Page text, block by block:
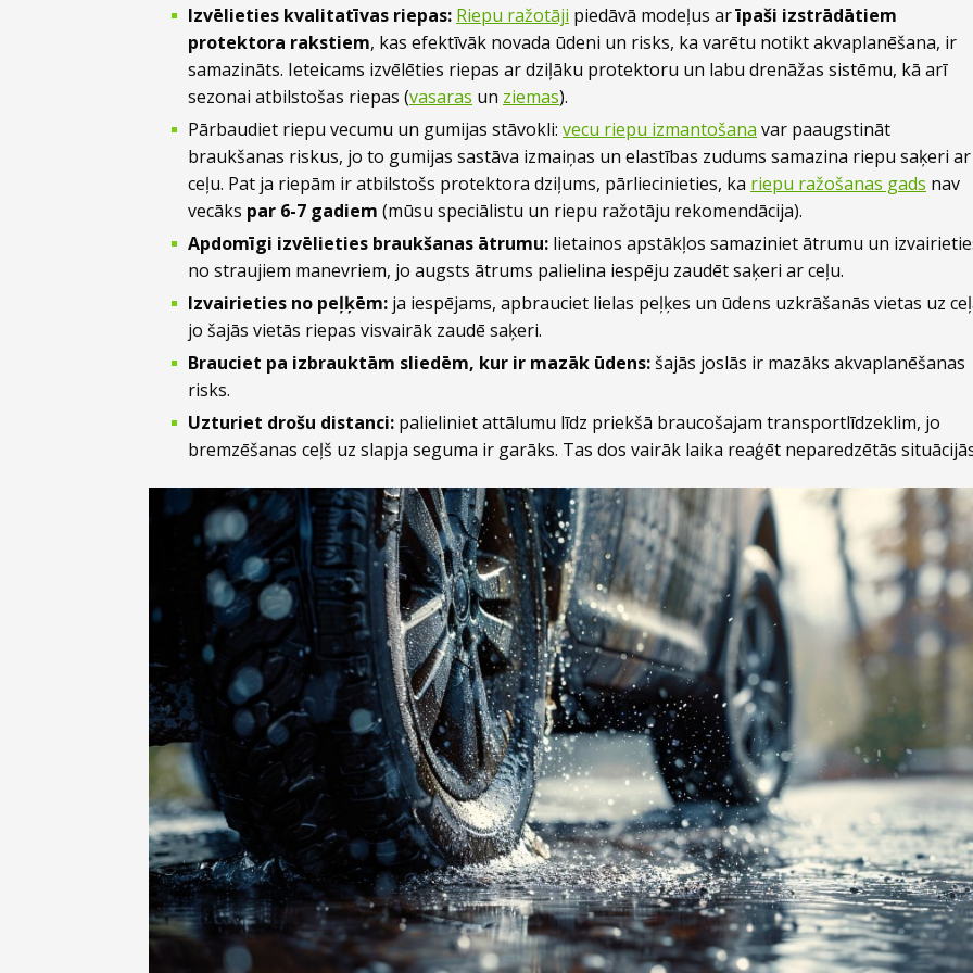
Izvēlieties kvalitatīvas riepas: Riepu ražotāji piedāvā modeļus arīpaši izstrādātiem
protektora rakstiem, kas efektīvāk novada ūdeni un risks, ka varētu notikt akvaplanēšana, ir
samazināts. Ieteicams izvēlēties riepas ar dziļāku protektoru un labu drenāžas sistēmu, kā arī
sezonai atbilstošas riepas (vasaras un ziemas).
Pārbaudiet riepu vecumu un gumijas stāvokli: vecu riepu izmantošana var paaugstināt
braukšanas riskus, jo to gumijas sastāva izmaiņas un elastības zudums samazina riepu saķeri ar
ceļu. Pat ja riepām ir atbilstošs protektora dziļums, pārliecinieties, ka riepu ražošanas gads nav
vecāks par 6-7 gadiem (mūsu speciālistu un riepu ražotāju rekomendācija).
Apdomīgi izvēlieties braukšanas ātrumu: lietainos apstākļos samaziniet ātrumu un
no straujiem manevriem, jo augsts ātrums palielina iespēju zaudēt saķeri ar ceļu.
Izvairieties no peļķēm: ja iespējams, apbrauciet lielas peļķes un ūdens uzkrāšanās vietas uz
jo šajās vietās riepas visvairāk zaudē saķeri.
Brauciet pa izbrauktām sliedēm, kur ir mazāk ūdens:šajās joslās ir mazāks akvaplanēšanas
risks.
Uzturiet drošu distanci: palieliniet attālumu līdz priekšā braucošajam transportlīdzeklim, jo
bremzēšanas ceļš uz slapja seguma ir garāks. Tas dos vairāk laika reaģēt neparedzētās